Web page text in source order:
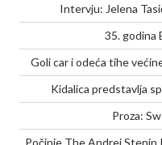
Intervju: Jelena
35. godina
Goli car i odeća tihe
Kidalica predstavlja
Proza:
Počinje The Andrei